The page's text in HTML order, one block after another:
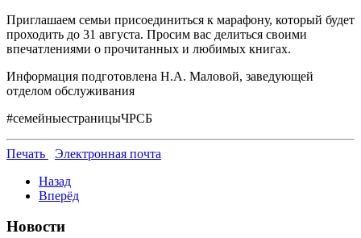
Приглашаем семьи присоединиться к марафону, который будет
проходить до 31 августа. Просим вас делиться своими
впечатлениями о прочитанных и любимых книгах.
Информация подготовлена Н.А. Маловой, заведующей
отделом обслуживания
#семейныестраницыЧРСБ
Печать
Электронная почта
Назад
Вперёд
Новости